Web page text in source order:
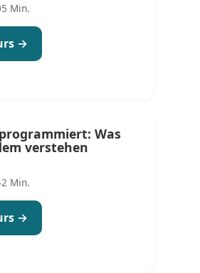
Min.
→
Was
verstehen
Min.
→